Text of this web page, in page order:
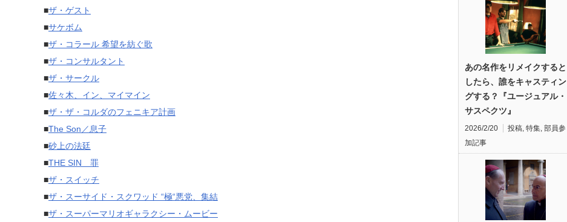
■ザ・ゲスト
■サケボム
■ザ・コラール 希望を紡ぐ歌
■ザ・コンサルタント
■ザ・サークル
■佐々木、イン、マイマイン
■ザ・ザ・コルダのフェニキア計画
■The Son／息子
■砂上の法廷
■THE SIN 罪
■ザ・スイッチ
■ザ・スーサイド・スクワッド “極“悪党、集結
■ザ・スーパーマリオギャラクシー・ムービー
あの名作をリメイクすると
したら、誰をキャスティン
グする？『ユージュアル・
サスペクツ』
2026/2/20 投稿, 特集, 部員参
加記事